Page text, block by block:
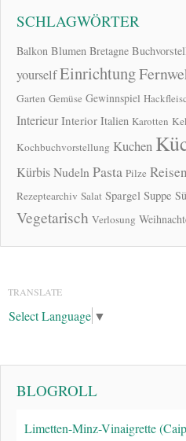
SCHLAGWÖRTER
Balkon Blumen Bretagne
yourselfEinrichtung
Garten Gemüse Gewinnspiel
Interieur Interior Italien Karotten
Kochbuchvorstellung Kuchen
KürbisNudeln Pasta Pilze Reisen
Rezeptearchiv Salat Spargel Suppe
Vegetarisch Verlosung
TRANSLATE
Select Language ▼
BLOGROLL
Limetten-Minz-Vinaigrette